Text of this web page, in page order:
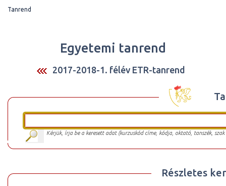
Tanrend
Egyetemi tanrend
2017-2018-1. félév ETR-tanrend
Kérjük, írja be a keresett adat (kurzuskód címe, kódja, oktató, tanszék,
Részletes